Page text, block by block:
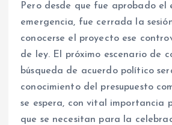
Pero desde que fue aprobado el
emergencia, fue cerrada la
conocerse el proyecto ese
de ley. El próximo escenario de
búsqueda de acuerdo político
conocimiento del presupuesto
se espera, con vital importancia
que se necesitan para la